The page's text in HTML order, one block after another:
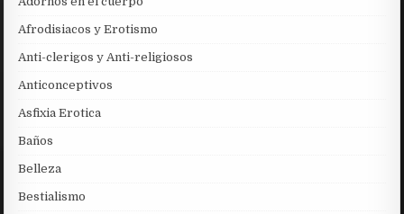
Afrodisiacos y Erotismo
Anti-clerigos y Anti-religiosos
Anticonceptivos
Asfixia Erotica
Baños
Belleza
Bestialismo